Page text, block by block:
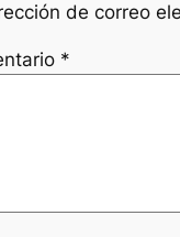
de correo
*